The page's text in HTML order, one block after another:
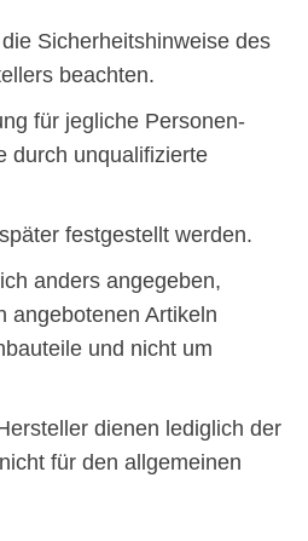
Sicherheitshinweise des
beachten.
für jegliche Personen-
durch unqualifizierte
festgestellt werden.
anders angegeben,
angebotenen Artikeln
und nicht um
dienen lediglich der
für den allgemeinen